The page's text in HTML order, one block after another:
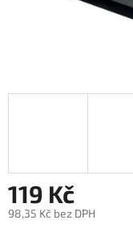
119 Kč
98,35 Kč bez DPH